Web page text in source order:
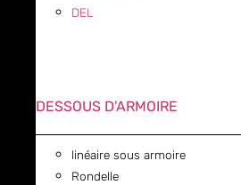
DEL
DESSOUS D'ARMOIRE
linéaire sous armoire
Rondelle